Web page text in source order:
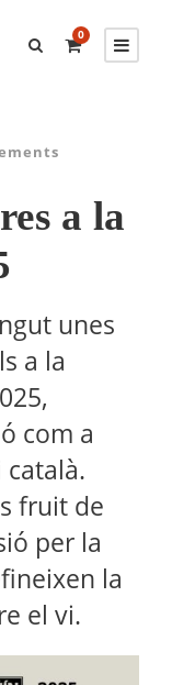
0
a la
unes
a la
com a
fruit de
per la
la
el vi.